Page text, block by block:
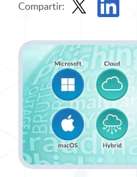
Compartir: